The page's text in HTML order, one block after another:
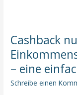
Cashback
– eine
Schreibe einen